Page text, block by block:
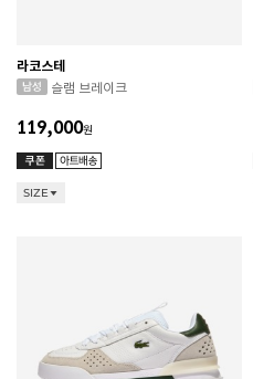
라코스테
슬램 브레이크
119,000원
SIZE